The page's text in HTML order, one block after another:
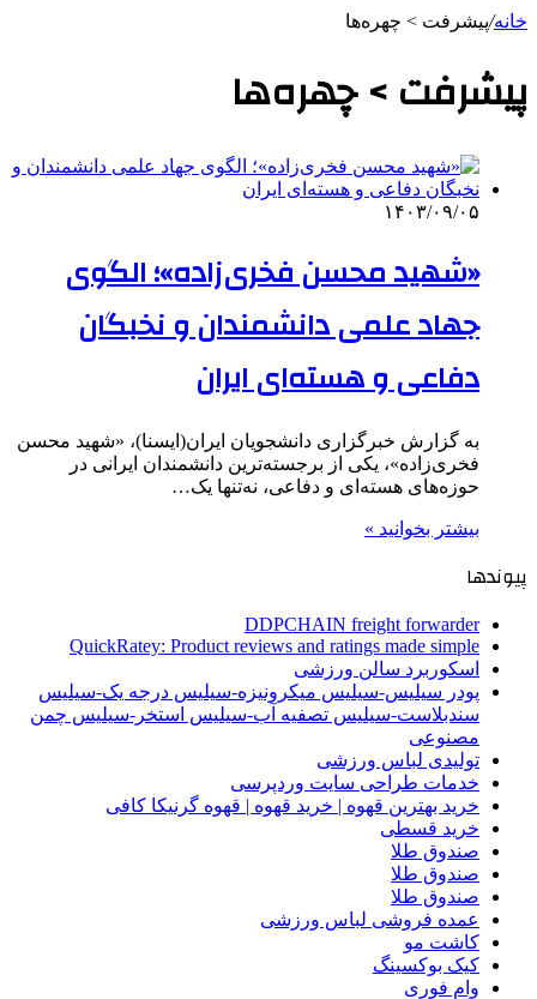
خانه/پیشرفت > چهره‌ها
پیشرفت > چهره‌ها
۱۴۰۳/۰۹/۰۵
«شهید محسن فخری‌زاده»؛ الگوی
جهاد علمی دانشمندان و نخبگان
دفاعی و هسته‌ای ایران
به گزارش خبرگزاری دانشجویان ایران(ایسنا)، «شهید محسن
فخری‌زاده»، یکی از برجسته‌ترین دانشمندان ایرانی در
حوزه‌های هسته‌ای و دفاعی، نه‌تنها یک…
بیشتر بخوانید »
پیوندها
DDPCHAIN freight forwarder
QuickRatey: Product reviews and ratings made simple
اسکوربرد سالن ورزشی
پودر سیلیس-سیلیس میکرونیزه-سیلیس درجه یک-سیلیس
سندبلاست-سیلیس تصفیه آب-سیلیس استخر-سیلیس چمن
مصنوعی
تولیدی لباس ورزشی
خدمات طراحی سایت وردپرسی
خرید بهترین قهوه | خرید قهوه | قهوه گرنیکا کافی
خرید قسطی
صندوق طلا
صندوق طلا
صندوق طلا
عمده فروشی لباس ورزشی
کاشت مو
کیک بوکسینگ
وام فوری